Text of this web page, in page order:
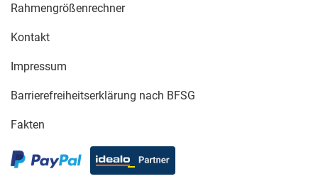
Rahmengrößenrechner
Kontakt
Impressum
Barrierefreiheitserklärung nach BFSG
Fakten